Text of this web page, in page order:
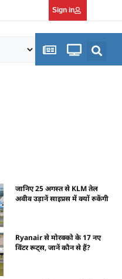
Sign in
जानिए 25 अगस्त से KLM तेल
अवीव उड़ानें साइप्रस में क्यों रुकेंगी
Ryanair से मोरक्को के 17 नए
विंटर रूट्स, जानें कौन से हैं?